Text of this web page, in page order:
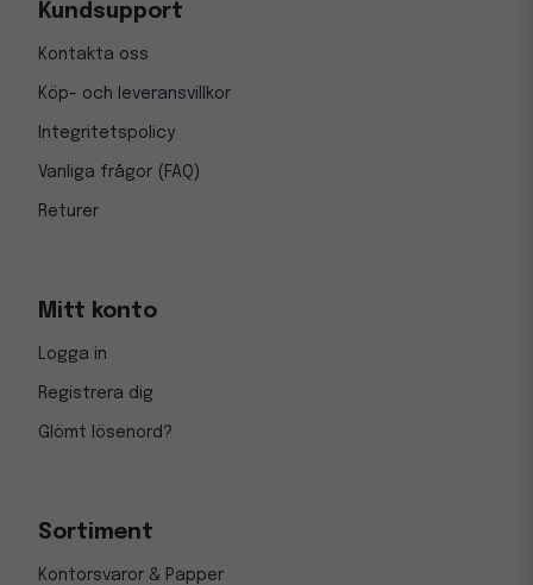
Kundsupport
Kontakta oss
Köp- och leveransvillkor
Integritetspolicy
Vanliga frågor (FAQ)
Returer
Mitt konto
Logga in
Registrera dig
Glömt lösenord?
Sortiment
Kontorsvaror & Papper